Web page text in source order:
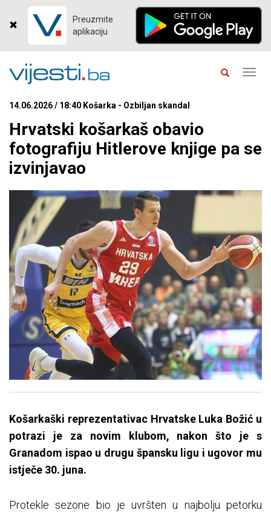
Preuzmite
aplikaciju
14.06.2026 / 18:40 Košarka - Ozbiljan skandal
Hrvatski košarkaš obavio
fotografiju Hitlerove knjige pa se
izvinjavao
Košarkaški reprezentativac Hrvatske Luka Božić u
potrazi je za novim klubom, nakon što je s
Granadom ispao u drugu špansku ligu i ugovor mu
istječe 30. juna.
Protekle sezone bio je uvršten u najbolju petorku